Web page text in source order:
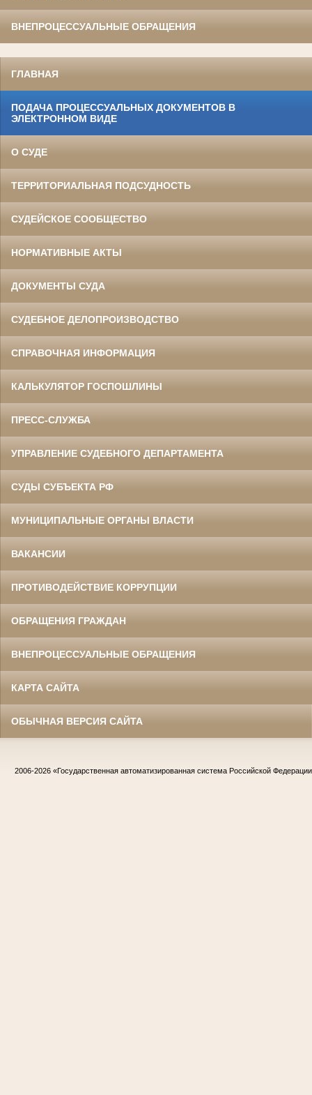
ВНЕПРОЦЕССУАЛЬНЫЕ ОБРАЩЕНИЯ
ГЛАВНАЯ
ПОДАЧА ПРОЦЕССУАЛЬНЫХ ДОКУМЕНТОВ В
ЭЛЕКТРОННОМ ВИДЕ
О СУДЕ
ТЕРРИТОРИАЛЬНАЯ ПОДСУДНОСТЬ
СУДЕЙСКОЕ СООБЩЕСТВО
НОРМАТИВНЫЕ АКТЫ
ДОКУМЕНТЫ СУДА
СУДЕБНОЕ ДЕЛОПРОИЗВОДСТВО
СПРАВОЧНАЯ ИНФОРМАЦИЯ
КАЛЬКУЛЯТОР ГОСПОШЛИНЫ
ПРЕСС-СЛУЖБА
УПРАВЛЕНИЕ СУДЕБНОГО ДЕПАРТАМЕНТА
СУДЫ СУБЪЕКТА РФ
МУНИЦИПАЛЬНЫЕ ОРГАНЫ ВЛАСТИ
ВАКАНСИИ
ПРОТИВОДЕЙСТВИЕ КОРРУПЦИИ
ОБРАЩЕНИЯ ГРАЖДАН
ВНЕПРОЦЕССУАЛЬНЫЕ ОБРАЩЕНИЯ
КАРТА САЙТА
ОБЫЧНАЯ ВЕРСИЯ САЙТА
2006-2026 «Государственная автоматизированная система Российской